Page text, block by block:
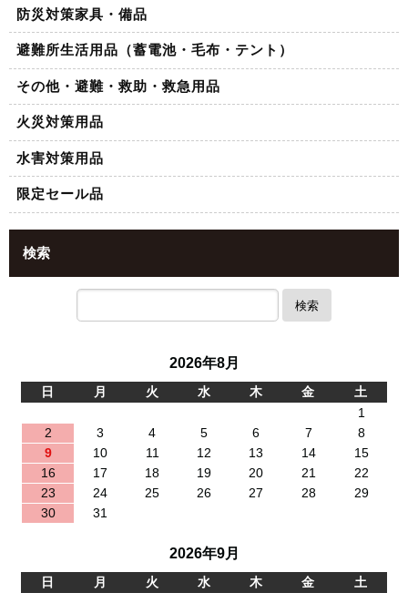
防災対策家具・備品
避難所生活用品（蓄電池・毛布・テント）
その他・避難・救助・救急用品
火災対策用品
水害対策用品
限定セール品
検索
検索
2026年8月
日 月 火 水 木 金
土
1
2
3 4 5 6 7
8
9
10 11 12 13 14
15
16
17 18 19 20 21
22
23
24 25 26 27 28
29
30
31
2026年9月
日 月 火 水 木 金
土